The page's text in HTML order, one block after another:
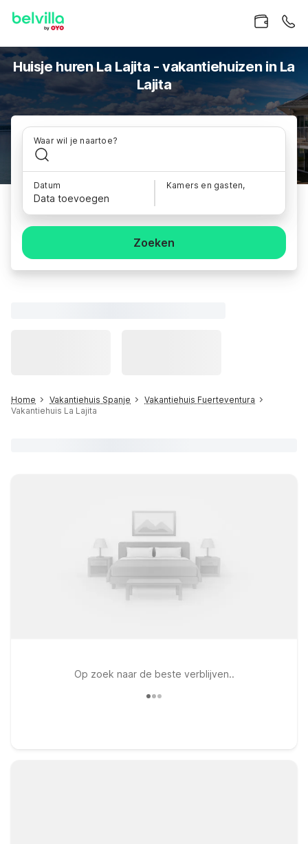
Huisje huren La Lajita - vakantiehuizen in La
Lajita
Waar wil je naartoe?
Datum
Data toevoegen
Kamers en gasten,
Zoeken
Home Vakantiehuis Spanje
Vakantiehuis Fuerteventura
Vakantiehuis La Lajita
Op zoek naar de beste verblijven..